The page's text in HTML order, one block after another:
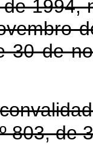
1994,
30 de
803, de